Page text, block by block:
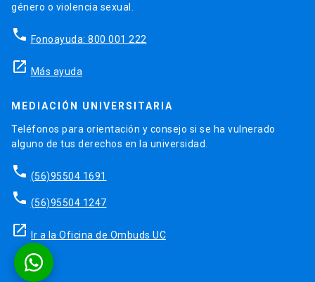
género o violencia sexual.
phone Fonoayuda: 800 001 222
launch Más ayuda
MEDIACIÓN UNIVERSITARIA
Teléfonos para orientación y consejo si se ha vulnerado
alguno de tus derechos en la universidad.
phone (56)95504 1691
phone (56)95504 1247
launch Ir a la Oficina de Ombuds UC